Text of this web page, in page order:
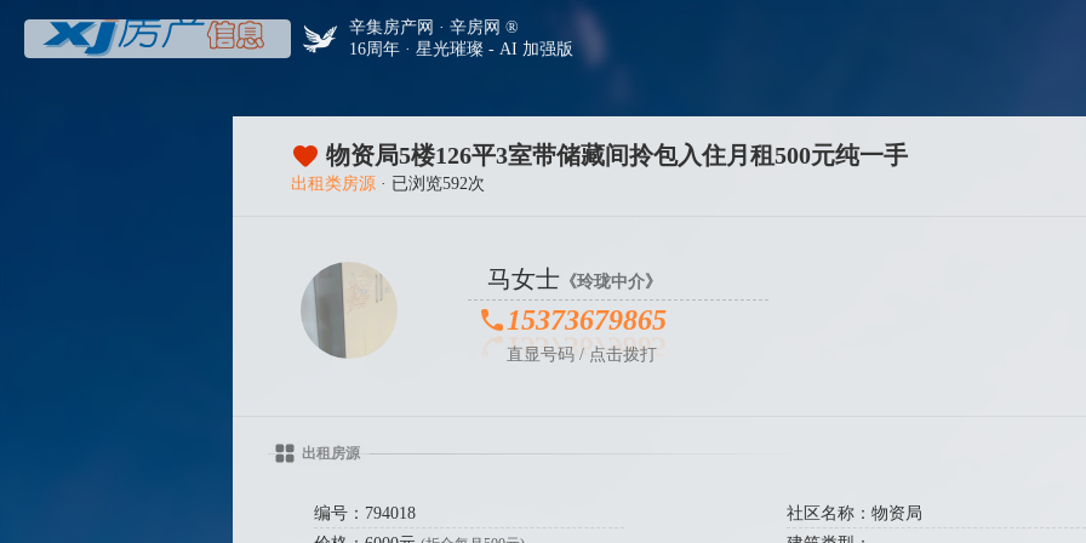
辛集房产网 · 辛房网 ®
16周年 · 星光璀璨 - AI 加强版
物资局5楼126平3室带储藏间拎包入住月租500元纯一手
出租类房源 · 已浏览592次
马女士《玲珑中介》
15373679865
直显号码 / 点击拨打
出租房源
编号：794018
社区名称：物资局